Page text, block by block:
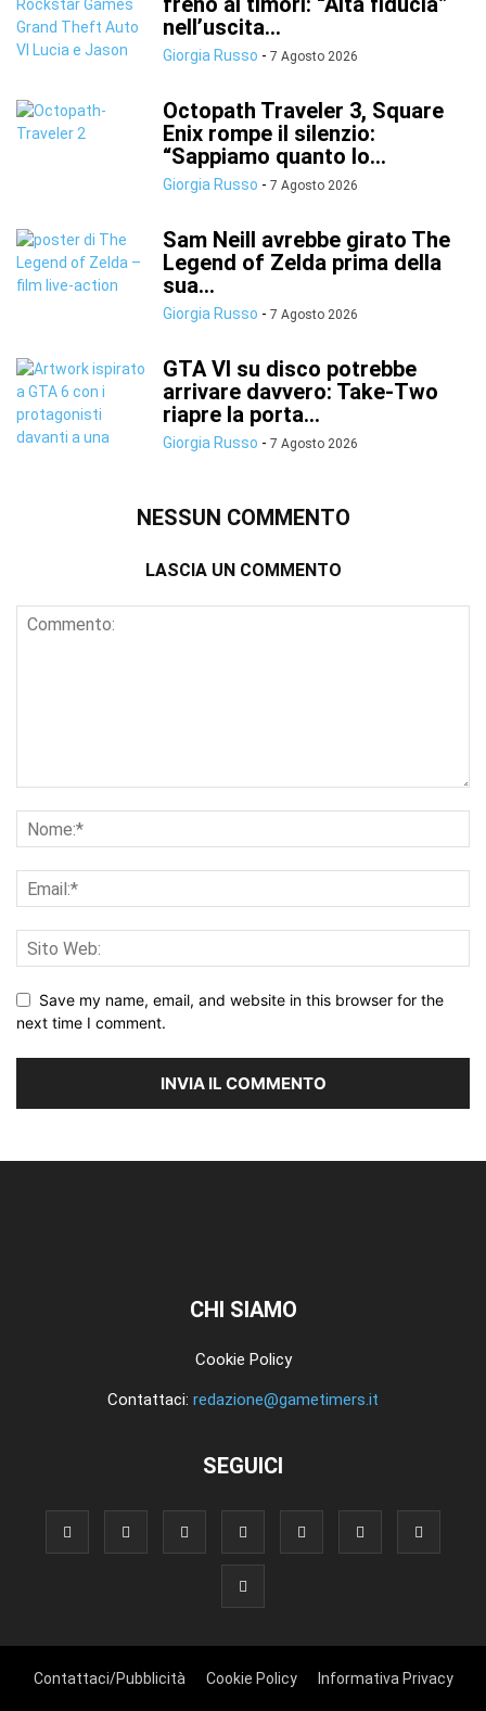
nell’uscita...
Giorgia Russo - 7 Agosto 2026
Octopath Traveler 3, Square
Enix rompe il silenzio:
“Sappiamo quanto lo...
Giorgia Russo - 7 Agosto 2026
Sam Neill avrebbe girato The
Legend of Zelda prima della
sua...
Giorgia Russo - 7 Agosto 2026
GTA VI su disco potrebbe
arrivare davvero: Take-Two
riapre la porta...
Giorgia Russo - 7 Agosto 2026
NESSUN COMMENTO
LASCIA UN COMMENTO
Save my name, email, and website in this browser for the
next time I comment.
CHI SIAMO
Cookie Policy
Contattaci: redazione@gametimers.it
SEGUICI
Contattaci/Pubblicità Cookie Policy Informativa Privacy